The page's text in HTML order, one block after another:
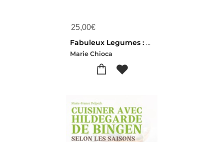
25,00€
Fabuleux Legumes : 80 Recettes De Mon Jardin
Marie Chioca